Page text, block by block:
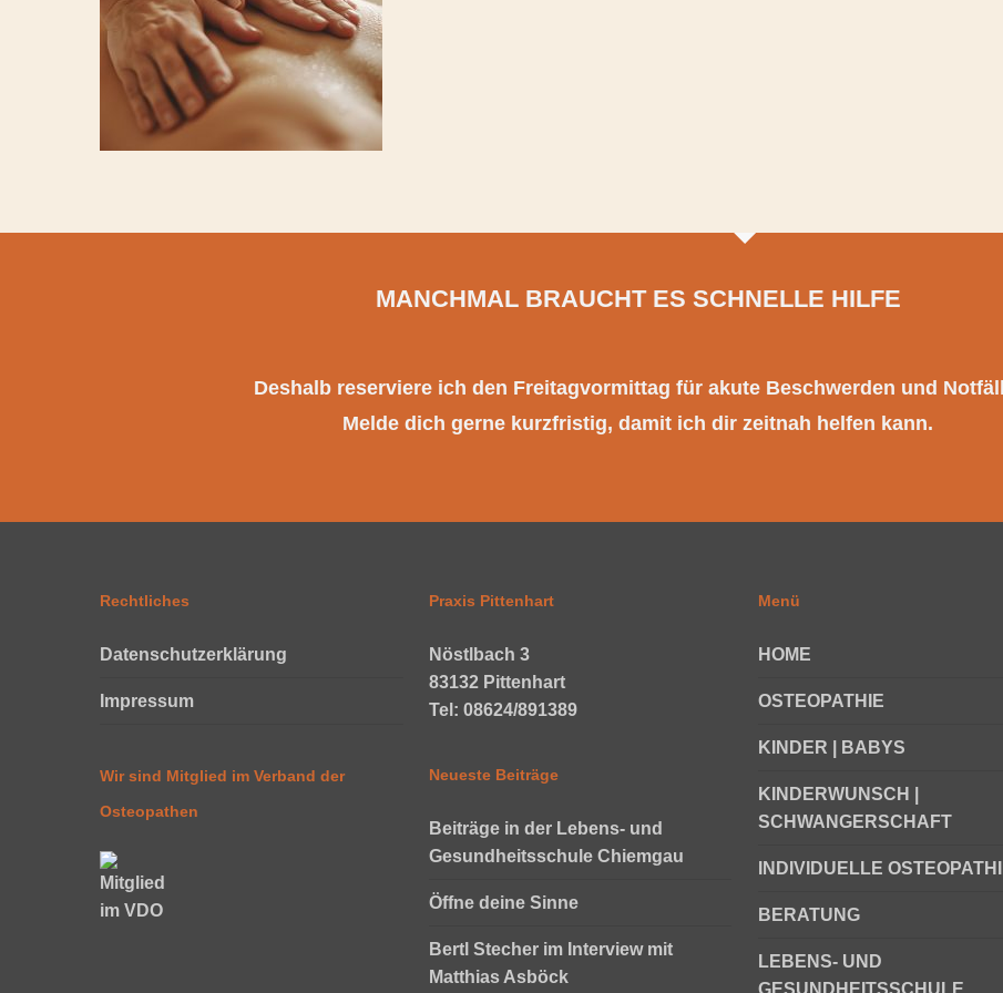
MANCHMAL BRAUCHT ES SCHNELLE HILFE
Deshalb reserviere ich den Freitagvormittag für akute Beschwerden und
Melde dich gerne kurzfristig, damit ich dir zeitnah helfen kann.
Rechtliches
Datenschutzerklärung
Impressum
Wir sind Mitglied im Verband der
Osteopathen
Praxis Pittenhart
Nöstlbach 3
83132 Pittenhart
Tel: 08624/891389
Neueste Beiträge
Beiträge in der Lebens- und
Gesundheitsschule Chiemgau
Öffne deine Sinne
Bertl Stecher im Interview mit
Matthias Asböck
Menü
HOME
OSTEOPATHIE
KINDER | BABYS
KINDERWUNSCH |
SCHWANGERSCHAFT
INDIVIDUELLE
BERATUNG
LEBENS- UND
GESUNDHEITSSCHULE